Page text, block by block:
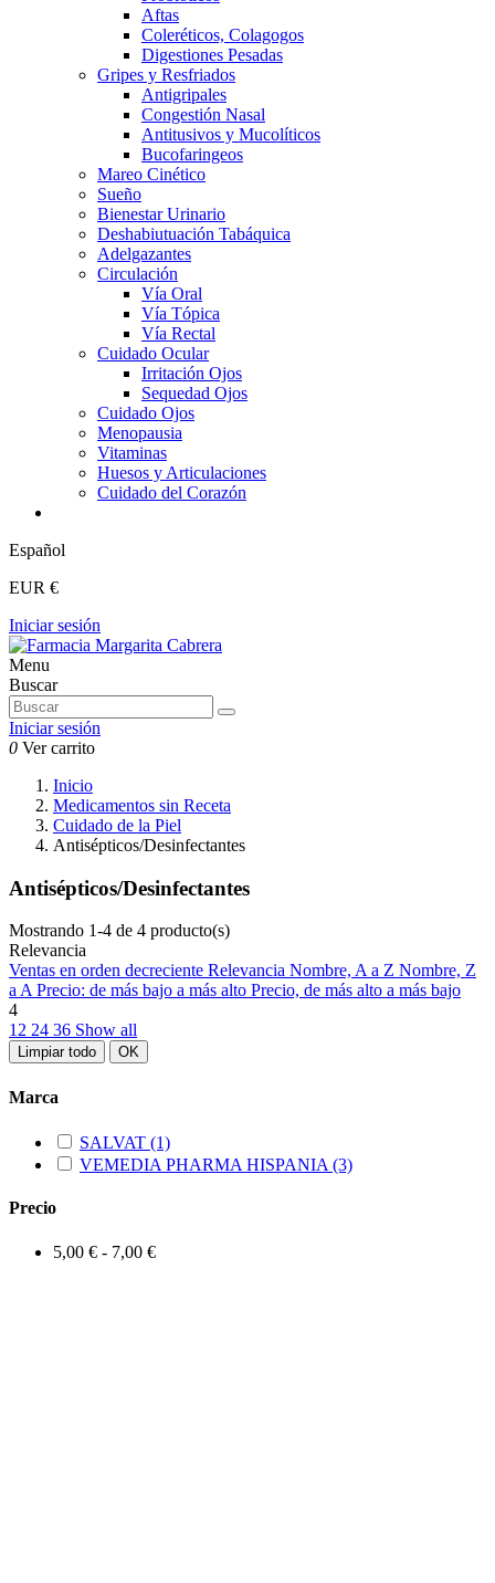
Aftas
Coleréticos, Colagogos
Digestiones Pesadas
Gripes y Resfriados
Antigripales
Congestión Nasal
Antitusivos y Mucolíticos
Bucofaringeos
Mareo Cinético
Sueño
Bienestar Urinario
Deshabiutuación Tabáquica
Adelgazantes
Circulación
Vía Oral
Vía Tópica
Vía Rectal
Cuidado Ocular
Irritación Ojos
Sequedad Ojos
Cuidado Ojos
Menopausia
Vitaminas
Huesos y Articulaciones
Cuidado del Corazón
Español
EUR €
Iniciar sesión
Menu
Buscar
Iniciar sesión
0 Ver carrito
Inicio
Medicamentos sin Receta
Cuidado de la Piel
Antisépticos/Desinfectantes
Antisépticos/Desinfectantes
Mostrando 1-4 de 4 producto(s)
Relevancia
Ventas en orden decreciente Relevancia Nombre, A a Z Nombre, Z
a APrecio: de más bajo a más alto Precio, de más alto a más bajo
4
12 24 36 Show all
Limpiar todo OK
Marca
SALVAT (1)
VEMEDIA PHARMA HISPANIA (3)
Precio
5,00 € - 7,00 €